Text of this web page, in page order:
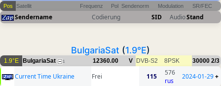
Pos Satellit Frequenz Pol Sendenorm Modulation SR/FEC
Sendername Codierung SID AudioStand
BulgariaSat (1.9°E)
1.9°E BulgariaSat 1 12360.00 V DVB-S2 8PSK 30000 2/3
Current Time Ukraine Frei 115
576
rus
2024-01-29+